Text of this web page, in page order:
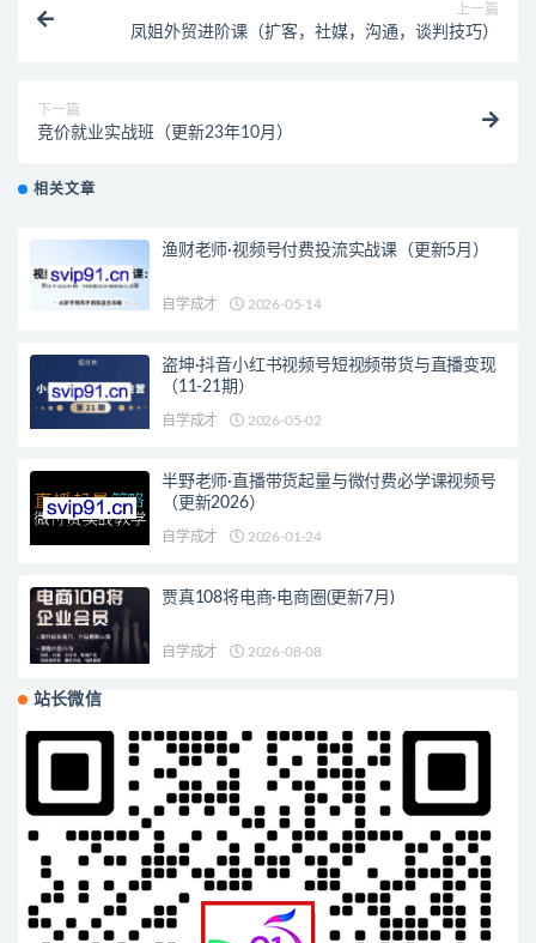
上一篇
凤姐外贸进阶课（扩客，社媒，沟通，谈判技巧）
下一篇
竞价就业实战班（更新23年10月）
相关文章
渔财老师·视频号付费投流实战课（更新5月）
自学成才 2026-05-14
盗坤·抖音小红书视频号短视频带货与直播变现
（11-21期）
自学成才 2026-05-02
半野老师·直播带货起量与微付费必学课视频号
（更新2026）
自学成才 2026-01-24
贾真108将电商·电商圈(更新7月)
自学成才 2026-08-08
站长微信